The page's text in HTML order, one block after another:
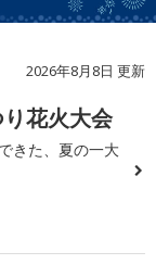
2026年8月8日 更新
花火大会
きた、夏の一大